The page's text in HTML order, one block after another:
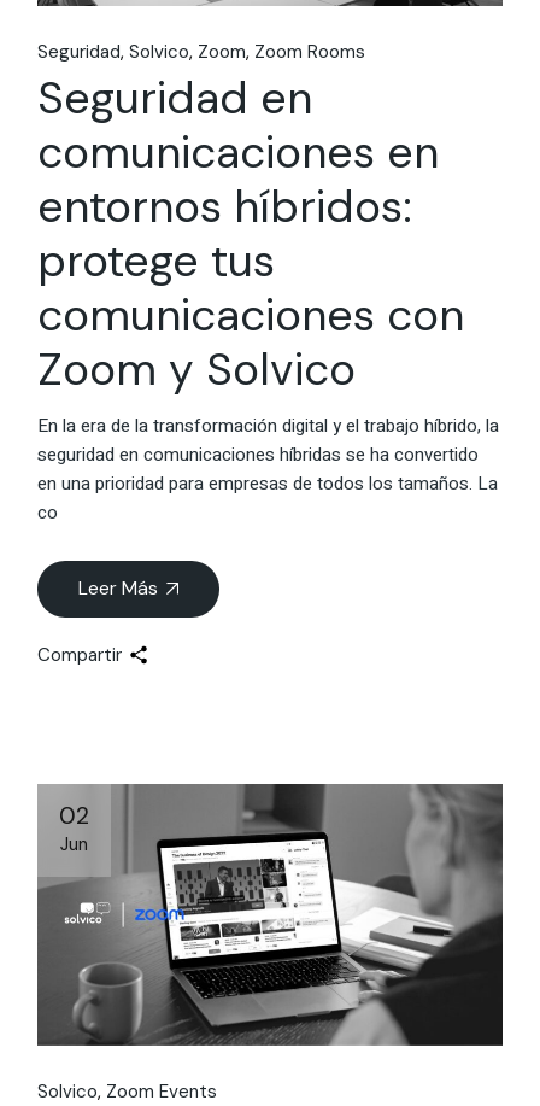
Seguridad Solvico Zoom Zoom Rooms
Seguridad en
comunicaciones en
entornos híbridos:
protege tus
comunicaciones con
Zoom y Solvico
En la era de la transformación digital y el trabajo híbrido, la
seguridad en comunicaciones híbridas se ha convertido
en una prioridad para empresas de todos los tamaños. La
co
Leer Más
Compartir
02
Jun
Solvico Zoom Events